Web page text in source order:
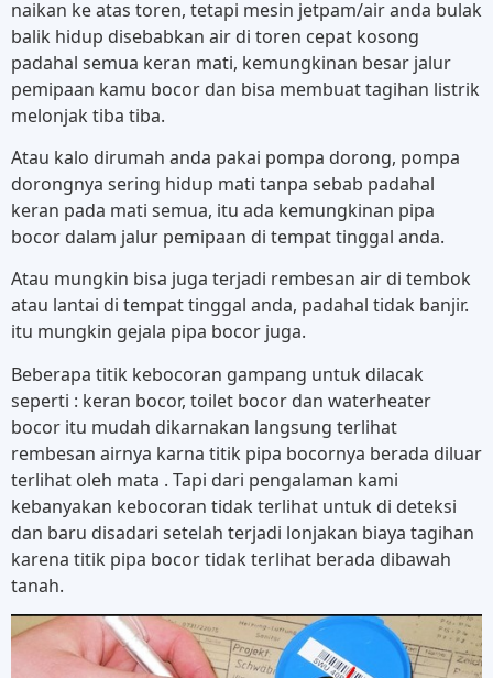
naikan ke atas toren, tetapi mesin jetpam/air anda bulak
balik hidup disebabkan air di toren cepat kosong
padahal semua keran mati, kemungkinan besar jalur
pemipaan kamu bocor dan bisa membuat tagihan listrik
melonjak tiba tiba.
Atau kalo dirumah anda pakai pompa dorong, pompa
dorongnya sering hidup mati tanpa sebab padahal
keran pada mati semua, itu ada kemungkinan pipa
bocor dalam jalur pemipaan di tempat tinggal anda.
Atau mungkin bisa juga terjadi rembesan air di tembok
atau lantai di tempat tinggal anda, padahal tidak banjir.
itu mungkin gejala pipa bocor juga.
Beberapa titik kebocoran gampang untuk dilacak
seperti : keran bocor, toilet bocor dan waterheater
bocor itu mudah dikarnakan langsung terlihat
rembesan airnya karna titik pipa bocornya berada diluar
terlihat oleh mata . Tapi dari pengalaman kami
kebanyakan kebocoran tidak terlihat untuk di deteksi
dan baru disadari setelah terjadi lonjakan biaya tagihan
karena titik pipa bocor tidak terlihat berada dibawah
tanah.